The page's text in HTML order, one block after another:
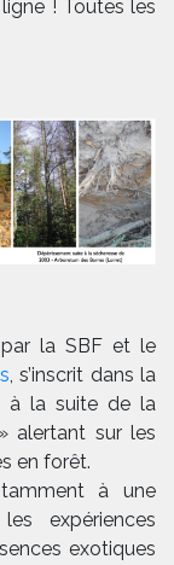
! Toutes les
par la SBF et le
, s’inscrit dans la
à la suite de la
» alertant sur les
en forêt.
à une
expériences
exotiques